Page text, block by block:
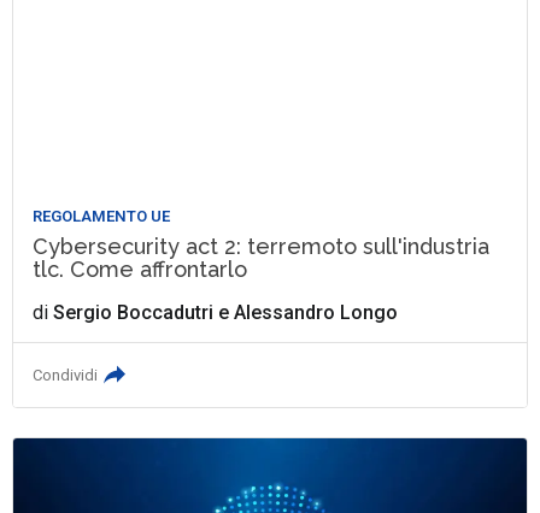
REGOLAMENTO UE
Cybersecurity act 2: terremoto sull'industria
tlc. Come affrontarlo
diSergio Boccadutri eAlessandro Longo
Condividi